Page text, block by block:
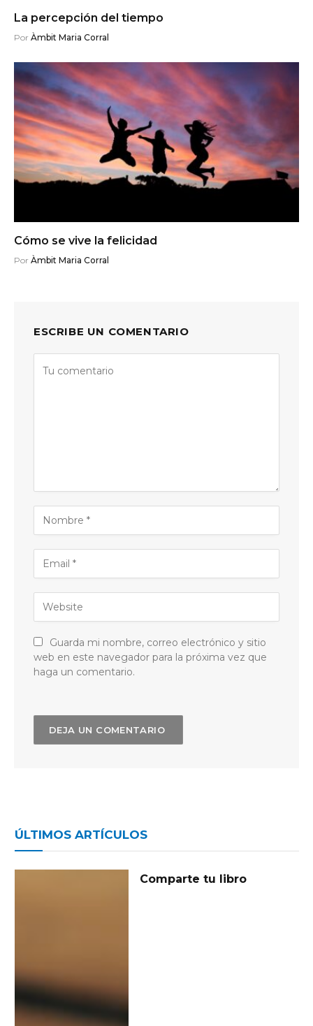
La percepción del tiempo
Por Àmbit Maria Corral
Cómo se vive la felicidad
Por Àmbit Maria Corral
ESCRIBE UN COMENTARIO
Guarda mi nombre, correo electrónico y sitio
web en este navegador para la próxima vez que
haga un comentario.
ÚLTIMOS ARTÍCULOS
Comparte tu libro